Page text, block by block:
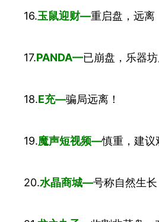
16.玉鼠迎财—重启盘，远离
17.PANDA—已崩盘，乐器
18.E充—骗局远离！
19.魔声短视频—慎重，建议
20.水晶商城—号称自然生